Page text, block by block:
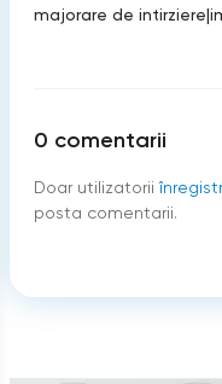
majorare de intirziere|
0 comentarii
Doar utilizatorii
posta comentarii.